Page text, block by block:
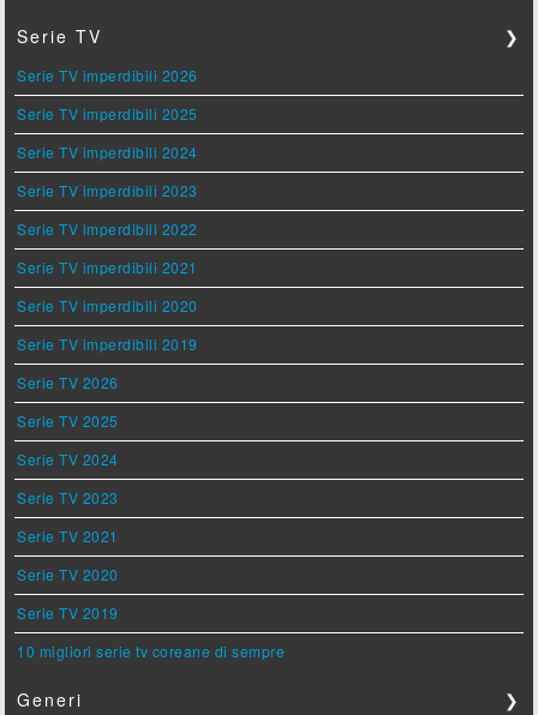
Serie TV ❯
Serie TV imperdibili 2026
Serie TV imperdibili 2025
Serie TV imperdibili 2024
Serie TV imperdibili 2023
Serie TV imperdibili 2022
Serie TV imperdibili 2021
Serie TV imperdibili 2020
Serie TV imperdibili 2019
Serie TV 2026
Serie TV 2025
Serie TV 2024
Serie TV 2023
Serie TV 2021
Serie TV 2020
Serie TV 2019
10 migliori serie tv coreane di sempre
Generi ❯